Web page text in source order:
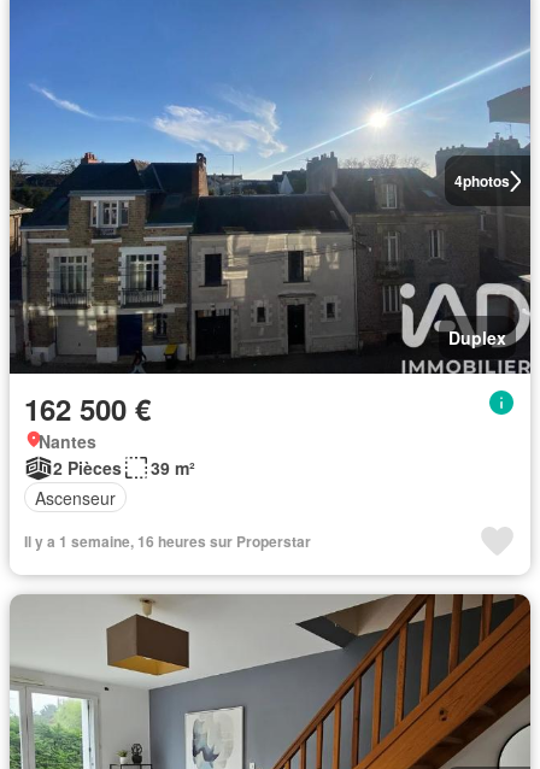
4photos
Duplex
162 500 €
Nantes
2 Pièces
39 m²
Ascenseur
Il y a 1 semaine, 16 heures sur Properstar